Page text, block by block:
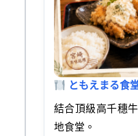
ともえまる食
結合頂級高千穗
地食堂。